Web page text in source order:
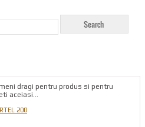
dragi pentru produs si pentru
aceiasi...
200